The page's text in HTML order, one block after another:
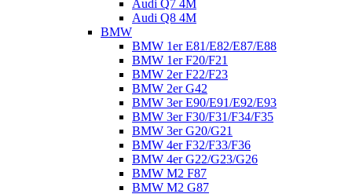
Audi Q7 4M
Audi Q8 4M
BMW
BMW 1er E81/E82/E87/E88
BMW 1er F20/F21
BMW 2er F22/F23
BMW 2er G42
BMW 3er E90/E91/E92/E93
BMW 3er F30/F31/F34/F35
BMW 3er G20/G21
BMW 4er F32/F33/F36
BMW 4er G22/G23/G26
BMW M2 F87
BMW M2 G87